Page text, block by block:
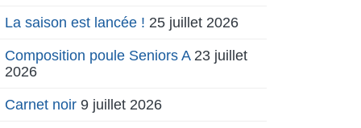
La saison est lancée ! 25 juillet 2026
Composition poule Seniors A 23 juillet
2026
Carnet noir 9 juillet 2026